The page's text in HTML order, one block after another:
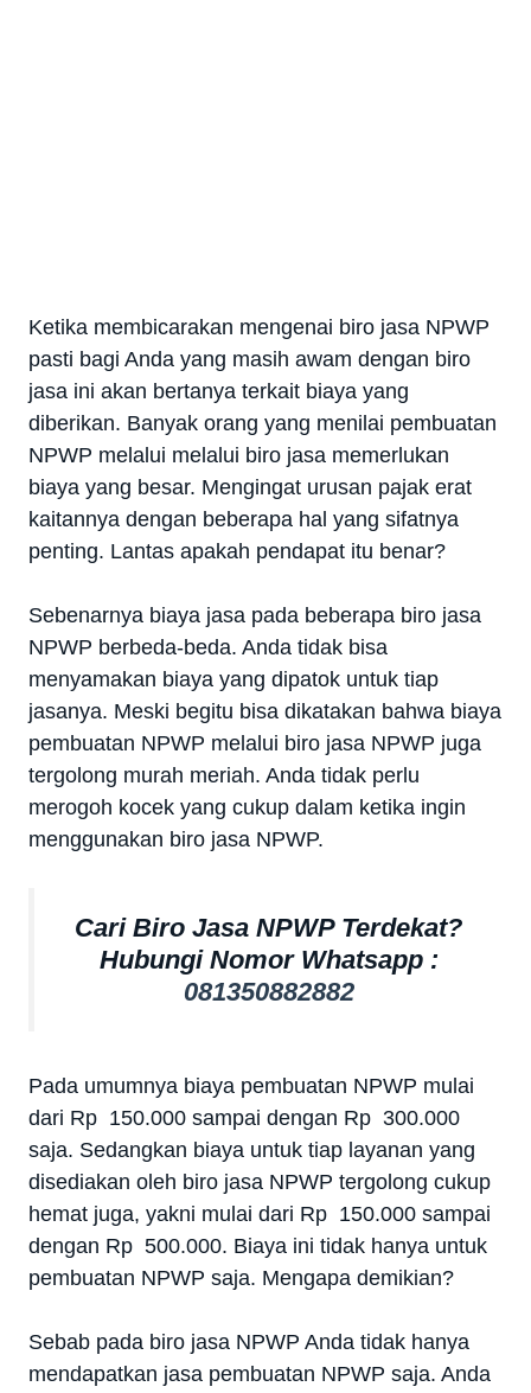
Ketika membicarakan mengenai biro jasa NPWP
pasti bagi Anda yang masih awam dengan biro
jasa ini akan bertanya terkait biaya yang
diberikan. Banyak orang yang menilai pembuatan
NPWP melalui melalui biro jasa memerlukan
biaya yang besar. Mengingat urusan pajak erat
kaitannya dengan beberapa hal yang sifatnya
penting. Lantas apakah pendapat itu benar?
Sebenarnya biaya jasa pada beberapa biro jasa
NPWP berbeda-beda. Anda tidak bisa
menyamakan biaya yang dipatok untuk tiap
jasanya. Meski begitu bisa dikatakan bahwa biaya
pembuatan NPWP melalui biro jasa NPWP juga
tergolong murah meriah. Anda tidak perlu
merogoh kocek yang cukup dalam ketika ingin
menggunakan biro jasa NPWP.
Cari Biro Jasa NPWP Terdekat?
Hubungi Nomor Whatsapp :
081350882882
Pada umumnya biaya pembuatan NPWP mulai
dari Rp 150.000 sampai dengan Rp 300.000
saja. Sedangkan biaya untuk tiap layanan yang
disediakan oleh biro jasa NPWP tergolong cukup
hemat juga, yakni mulai dari Rp 150.000 sampai
dengan Rp 500.000. Biaya ini tidak hanya untuk
pembuatan NPWP saja. Mengapa demikian?
Sebab pada biro jasa NPWP Anda tidak hanya
mendapatkan jasa pembuatan NPWP saja. Anda